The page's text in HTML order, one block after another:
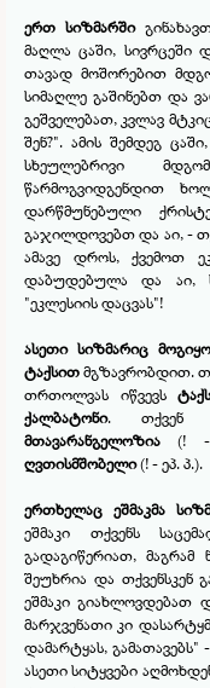
ერთ სიზმარში
მაღლა ცაში, სივრცეში
თავად მოშორებით
სიმაღლე გაშინებთ და
გეშველებათ, კვლავ
შენ?". ამის შემდეგ
სხეულებრივი
წარმოგვიდგენდით
დარწმუნებული
გაჯილდოვებთ და აი, -
ამავე დროს, ქვემოთ
დაბუდებულა და აი,
"ეკლესიის დაცვას"!
ასეთი სიზმარიც
ტაქსითმგზავრობდით.
თრთოლვას იწვევს
ქალბატონი. თქვენ
მთავარანგელოზია
(! -
ღვთისმშობელი(! -ეპ. პ.).
ერთხელაც ეშმაკმა
ეშმაკი თქვენს
გადაგიწერიათ, მაგრამ
შეუხრია და თქვენსკენ
ეშმაკი გიახლოვდებათ
მარჯვენათი კი
დამარტყას, გამათავებს" -
ასეთი სიტყვები